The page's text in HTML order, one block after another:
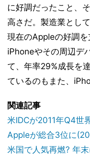
に好調だったこと、
高さだ。製造業とし
現在のAppleの好調を
iPhoneやその周辺デ
て、年率29%成長を
ているのもまた、
関連記事
米IDCが2011年Q4世
Appleが総合3位に
米国で人気再燃? 年